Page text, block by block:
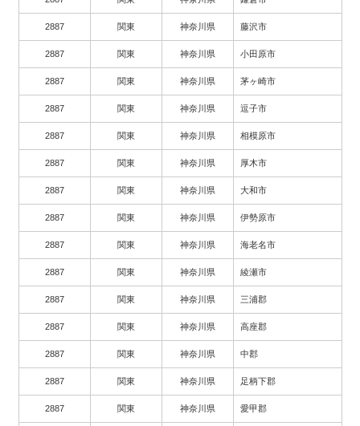
2887 関東 神奈川県 藤沢市
2887 関東 神奈川県 小田原市
2887 関東 神奈川県 茅ヶ崎市
2887 関東 神奈川県 逗子市
2887 関東 神奈川県 相模原市
2887 関東 神奈川県 厚木市
2887 関東 神奈川県 大和市
2887 関東 神奈川県 伊勢原市
2887 関東 神奈川県 海老名市
2887 関東 神奈川県 綾瀬市
2887 関東 神奈川県 三浦郡
2887 関東 神奈川県 高座郡
2887 関東 神奈川県 中郡
2887 関東 神奈川県 足柄下郡
2887 関東 神奈川県 愛甲郡